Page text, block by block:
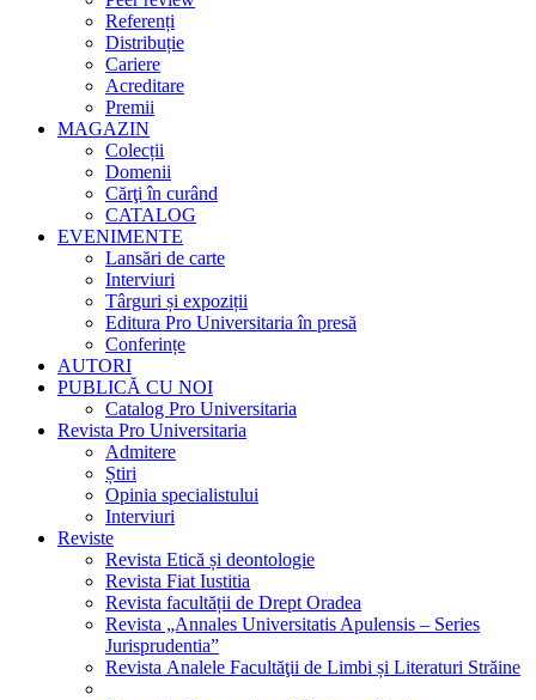
Referenți
Distribuție
Cariere
Acreditare
Premii
MAGAZIN
Colecții
Domenii
Cărţi în curând
CATALOG
EVENIMENTE
Lansări de carte
Interviuri
Târguri și expoziții
Editura Pro Universitaria în presă
Conferințe
AUTORI
PUBLICĂ CU NOI
Catalog Pro Universitaria
Revista Pro Universitaria
Admitere
Știri
Opinia specialistului
Interviuri
Reviste
Revista Etică și deontologie
Revista Fiat Iustitia
Revista facultății de Drept Oradea
Revista „Annales Universitatis Apulensis – Series
Jurisprudentia”
Revista Analele Facultăţii de Limbi și Literaturi Străine